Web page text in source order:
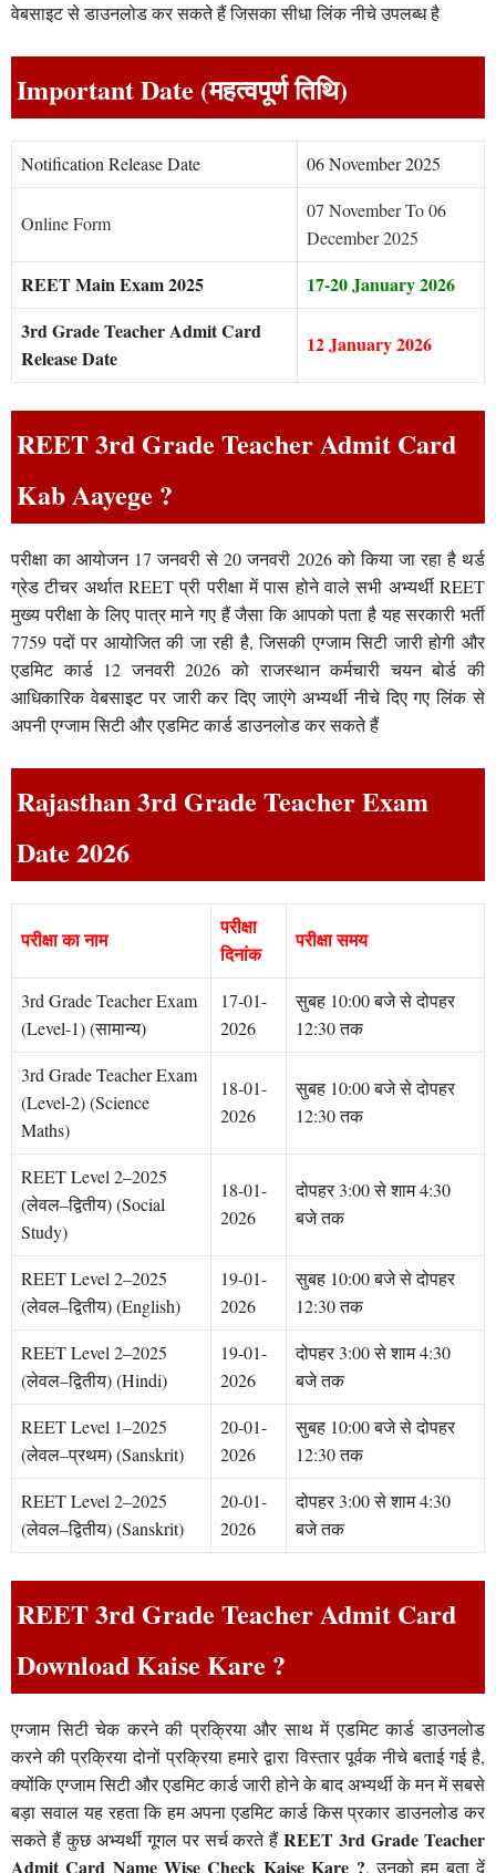
वेबसाइट से डाउनलोड कर सकते हैं जिसका सीधा लिंक नीचे उपलब्ध है
Important Date (महत्वपूर्ण तिथि)
Notification Release Date 06 November 2025
Online Form
07 November To 06
December 2025
REET Main Exam 2025
17-20 January 2026
3rd Grade Teacher Admit Card
Release Date
12 January 2026
REET 3rd Grade Teacher Admit Card
Kab Aayege ?
परीक्षा का आयोजन 17 जनवरी से 20 जनवरी 2026 को किया जा रहा है थर्ड
ग्रेड टीचर अर्थात REET प्री परीक्षा में पास होने वाले सभी अभ्यर्थी REET
मुख्य परीक्षा के लिए पात्र माने गए हैं जैसा कि आपको पता है यह सरकारी भर्ती
7759 पदों पर आयोजित की जा रही है, जिसकी एग्जाम सिटी जारी होगी और
एडमिट कार्ड 12 जनवरी 2026 को राजस्थान कर्मचारी चयन बोर्ड की
आधिकारिक वेबसाइट पर जारी कर दिए जाएंगे अभ्यर्थी नीचे दिए गए लिंक से
अपनी एग्जाम सिटी और एडमिट कार्ड डाउनलोड कर सकते हैं
Rajasthan 3rd Grade Teacher Exam
Date 2026
परीक्षा का नाम
परीक्षा
दिनांक
परीक्षा समय
3rd Grade Teacher Exam
(Level-1) (सामान्य)
17-01-
2026
सुबह 10:00 बजे से दोपहर
12:30 तक
3rd Grade Teacher Exam
(Level-2) (Science
Maths)
18-01-
2026
सुबह 10:00 बजे से दोपहर
12:30 तक
REET Level 2–2025
(लेवल–द्वितीय) (Social
Study)
18-01-
2026
दोपहर 3:00 से शाम 4:30
बजे तक
REET Level 2–2025
(लेवल–द्वितीय) (English)
19-01-
2026
सुबह 10:00 बजे से दोपहर
12:30 तक
REET Level 2–2025
(लेवल–द्वितीय) (Hindi)
19-01-
2026
दोपहर 3:00 से शाम 4:30
बजे तक
REET Level 1–2025
(लेवल–प्रथम) (Sanskrit)
20-01-
2026
सुबह 10:00 बजे से दोपहर
12:30 तक
REET Level 2–2025
(लेवल–द्वितीय) (Sanskrit)
20-01-
2026
दोपहर 3:00 से शाम 4:30
बजे तक
REET 3rd Grade Teacher Admit Card
Download Kaise Kare ?
एग्जाम सिटी चेक करने की प्रक्रिया और साथ में एडमिट कार्ड डाउनलोड
करने की प्रक्रिया दोनों प्रक्रिया हमारे द्वारा विस्तार पूर्वक नीचे बताई गई है,
क्योंकि एग्जाम सिटी और एडमिट कार्ड जारी होने के बाद अभ्यर्थी के मन में सबसे
बड़ा सवाल यह रहता कि हम अपना एडमिट कार्ड किस प्रकार डाउनलोड कर
सकते हैं कुछ अभ्यर्थी गूगल पर सर्च करते हैंREET 3rd Grade Teacher
Admit Card Name Wise Check Kaise Kare ?, उनको हम बता दें